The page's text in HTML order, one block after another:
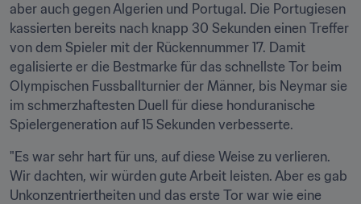
aber auch gegen Algerien und Portugal. Die Portugiesen
kassierten bereits nach knapp 30 Sekunden einen Treffer
von dem Spieler mit der Rückennummer 17. Damit
egalisierte er die Bestmarke für das schnellste Tor beim
Olympischen Fussballturnier der Männer, bis Neymar sie
im schmerzhaftesten Duell für diese honduranische
Spielergeneration auf 15 Sekunden verbesserte.
"Es war sehr hart für uns, auf diese Weise zu verlieren.
Wir dachten, wir würden gute Arbeit leisten. Aber es gab
Unkonzentriertheiten und das erste Tor war wie eine